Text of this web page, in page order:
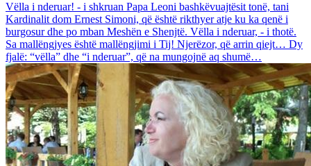
Vëlla i nderuar! - i shkruan Papa Leoni bashkëvuajtësit tonë, tani
Kardinalit dom Ernest Simoni, që është rikthyer atje ku ka qenë i
burgosur dhe po mban Meshën e Shenjtë. Vëlla i nderuar, - i thotë.
Sa mallëngjyes është mallëngjimi i Tij! Njerëzor, që arrin qiejt… Dy
fjalë: “vëlla” dhe “i nderuar”, që na mungojnë aq shumë…